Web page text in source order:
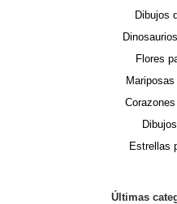
Dibujos
Flores
Estrellas
Últimas